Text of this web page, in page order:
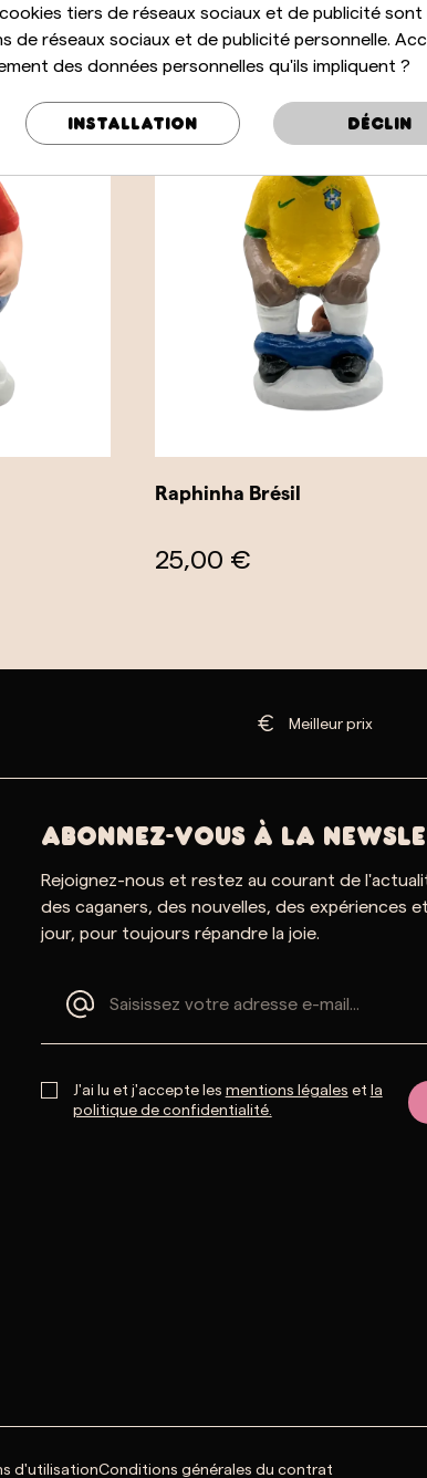
Raphinha Brésil
25,00 €
Meilleur prix
ABONNEZ-VOUS À LA
Rejoignez-nous et restez au courant de
des caganers, des nouvelles, des expériences
jour, pour toujours répandre la joie.
J'ai lu et j'accepte les mentions légales et la
politique de confidentialité.
d'utilisationConditions générales du contrat
tiers de réseaux sociaux et de publicité sont
de réseaux sociaux et de publicité personnelle.
des données personnelles qu'ils impliquent ?
Installation Déclin